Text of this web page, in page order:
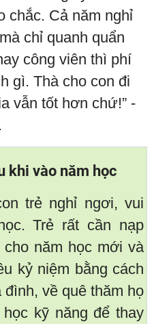
chắc. Cả năm nghỉ
chỉ quanh quẩn
công viên thì phí
gì. Thà cho con đi
vẫn tốt hơn chứ!” -
khi vào năm học
trẻ nghỉ ngơi, vui
Trẻ rất cần nạp
năm học mới và
kỷ niệm bằng cách
về quê thăm họ
kỹ năng để thay